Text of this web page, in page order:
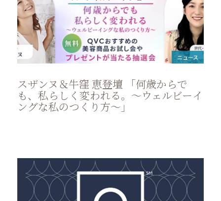
ニュース
スザンヌ＆牛窪 恵登壇 「何歳からで
も、私らしく変われる。～ウェルビーイ
ングな私のつくり方～」